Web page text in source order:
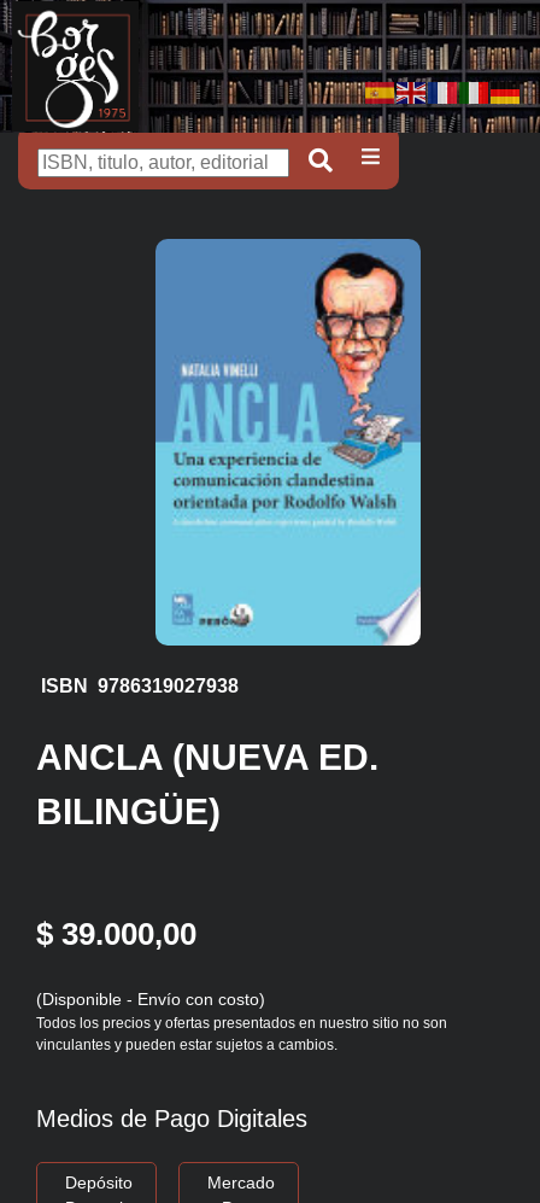
ISBN 9786319027938
ANCLA (NUEVA ED.
BILINGÜE)
$ 39.000,00
(Disponible - Envío con costo)
Todos los precios y ofertas presentados en nuestro sitio no son
vinculantes y pueden estar sujetos a cambios.
Medios de Pago Digitales
Depósito
Mercado